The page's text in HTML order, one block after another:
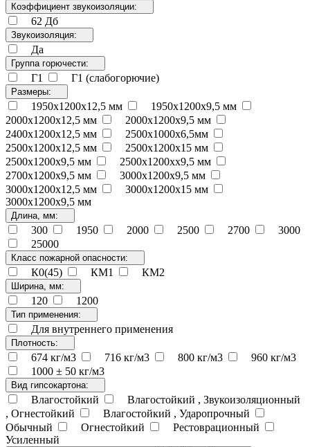
Коэффициент звукоизоляции:
62 Дб
Звукоизоляция:
Да
Группа горючести:
Г1 Г1 (слабогорючие)
Размеры:
1950х1200х12,5 мм
1950х1200х9,5 мм
2000х1200х12,5 мм
2000х1200х9,5 мм
2400х1200х12,5 мм
2500х1000х6,5мм
2500х1200х12,5 мм
2500х1200х15 мм
2500х1200х9,5 мм
2500х1200хх9,5 мм
2700x1200x9,5 мм
3000x1200x9,5 мм
3000х1200х12,5 мм
3000х1200х15 мм
3000х1200х9,5 мм
Длина, мм:
300 1950 2000 2500 2700
3000
25000
Класс пожарной опасности:
К0(45) КМ1 КМ2
Ширина, мм:
120 1200
Тип применения:
Для внутреннего применения
Плотность:
674 кг/м3 716 кг/м3 800 кг/м3
960 кг/м3
1000 ± 50 кг/м3
Вид гипсокартона:
Влагостойкий
Влагостойкий , Звукоизоляционный
, Огнестойкий
Влагостойкий , Ударопрочный
Обычный
Огнестойкий
Рестоврационный
Усиленный